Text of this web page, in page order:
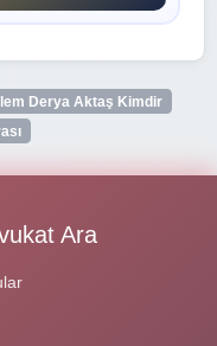
Derya Aktaş Kimdir
Ara